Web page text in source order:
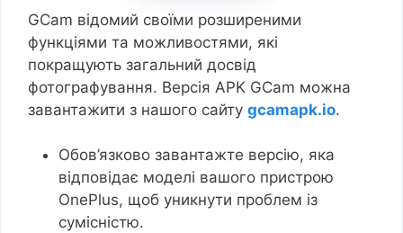
GCam відомий своїми розширеними
функціями та можливостями, які
покращують загальний досвід
фотографування. Версія APK GCam можна
завантажити з нашого сайту gcamapk.io.
Обов’язково завантажте версію, яка
відповідає моделі вашого пристрою
OnePlus, щоб уникнути проблем із
сумісністю.